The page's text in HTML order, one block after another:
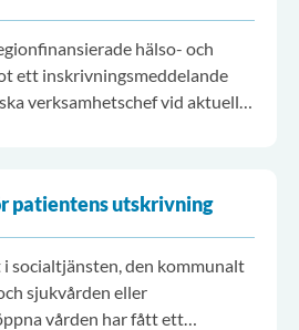
hälso- och
ett inskrivningsmeddelande
verksamhetschef vid aktuell
patientens utskrivning
socialtjänsten, den kommunalt
sjukvården eller
vården har fått ett